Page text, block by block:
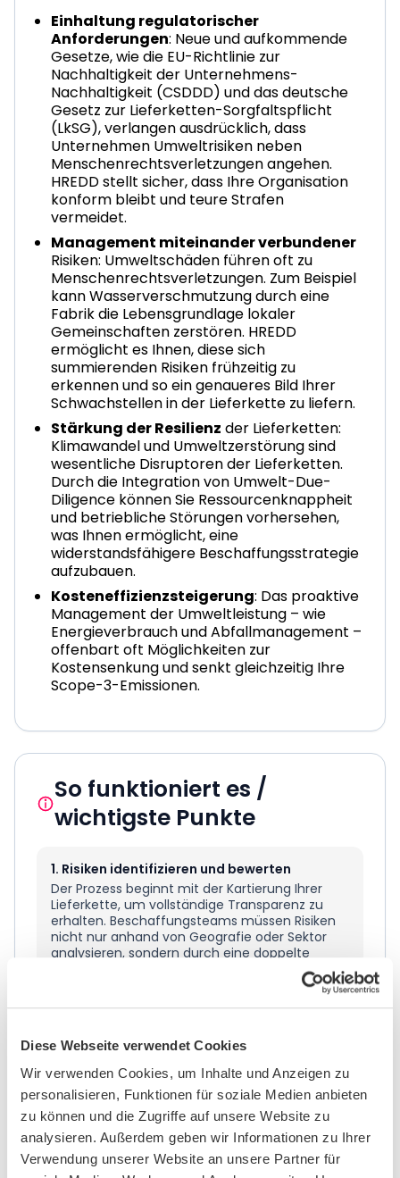
Diese Webseite verwendet Cookies
Wir verwenden Cookies, um Inhalte und Anzeigen zu
personalisieren, Funktionen für soziale Medien anbieten
zu können und die Zugriffe auf unsere Website zu
analysieren. Außerdem geben wir Informationen zu Ihrer
Verwendung unserer Website an unsere Partner für
Einhaltung regulatorischer
Anforderungen: Neue und aufkommende
Gesetze, wie die EU-Richtlinie zur
Nachhaltigkeit der Unternehmens-
Nachhaltigkeit (CSDDD) und das deutsche
Gesetz zur Lieferketten-Sorgfaltspflicht
(LkSG), verlangen ausdrücklich, dass
Unternehmen Umweltrisiken neben
Menschenrechtsverletzungen angehen.
HREDD stellt sicher, dass Ihre Organisation
konform bleibt und teure Strafen
vermeidet.
Management miteinander verbundener
Risiken: Umweltschäden führen oft zu
Menschenrechtsverletzungen. Zum Beispiel
kann Wasserverschmutzung durch eine
Fabrik die Lebensgrundlage lokaler
Gemeinschaften zerstören. HREDD
ermöglicht es Ihnen, diese sich
summierenden Risiken frühzeitig zu
erkennen und so ein genaueres Bild Ihrer
Schwachstellen in der Lieferkette zu liefern.
Stärkung der Resilienz der Lieferketten:
Klimawandel und Umweltzerstörung sind
wesentliche Disruptoren der Lieferketten.
Durch die Integration von Umwelt-Due-
Diligence können Sie Ressourcenknappheit
und betriebliche Störungen vorhersehen,
was Ihnen ermöglicht, eine
widerstandsfähigere Beschaffungsstrategie
aufzubauen.
Kosteneffizienzsteigerung: Das proaktive
Management der Umweltleistung – wie
Energieverbrauch und Abfallmanagement –
offenbart oft Möglichkeiten zur
Kostensenkung und senkt gleichzeitig Ihre
Scope-3-Emissionen.
So funktioniert es /
wichtigste Punkte
1. Risiken identifizieren und bewerten
Der Prozess beginnt mit der Kartierung Ihrer
Lieferkette, um vollständige Transparenz zu
erhalten. Beschaffungsteams müssen Risiken
nicht nur anhand von Geografie oder Sektor
analysieren, sondern durch eine doppelte
Perspektive. Dies beinhaltet die Bewertung von
Lieferanten auf Menschenrechtsrisiken und
Emissionen.
2. Auswirkungen verhindern und abmildern
Sobald Risiken priorisiert sind, müssen Sie
Maßnahmen ergreifen, um die
Wahrscheinlichkeit von Schäden zu verringern.